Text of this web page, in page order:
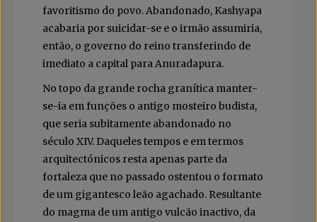
favoritismo do povo. Abandonado, Kashyapa
acabaria por suicidar-se e o irmão assumiria,
então, o governo do reino transferindo de
imediato a capital para Anuradapura.
No topo da grande rocha granítica manter-
se-ia em funções o antigo mosteiro budista,
que seria subitamente abandonado no
século XIV. Daqueles tempos e em termos
arquitectónicos resta apenas parte da
fortaleza que no passado ostentou o formato
de um gigantesco leão agachado. Resultante
do magma de um antigo vulcão inactivo, da